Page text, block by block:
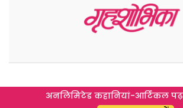
अनलिमिटेड कहानियां-आर्टिकल